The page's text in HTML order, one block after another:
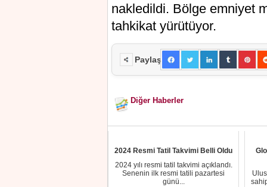
nakledildi. Bölge emniyet
tahkikat yürütüyor.
Paylaş
Diğer Haberler
2024 Resmi Tatil Takvimi Belli Oldu
2024 yılı resmi tatil takvimi açıklandı.
Senenin ilk resmi tatili pazartesi
günü...